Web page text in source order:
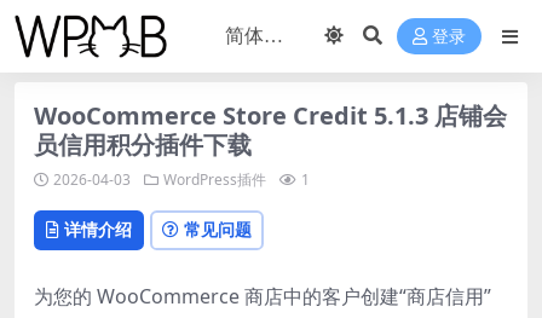
登录
WooCommerce Store Credit 5.1.3 店铺会
员信用积分插件下载
2026-04-03 WordPress插件 1
详情介绍 常见问题
为您的 WooCommerce 商店中的客户创建“商店信用”